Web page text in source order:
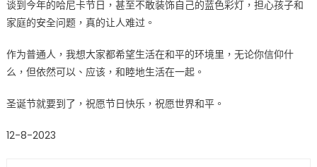
谈到今年的哈尼卡节日，甚至不敢装饰自己的蓝色彩灯，担心孩子和
家庭的安全问题，真的让人难过。
作为普通人，我想大家都希望生活在和平的环境里，无论你信仰什
么，但依然可以、应该，和睦地生活在一起。
圣诞节就要到了，祝愿节日快乐，祝愿世界和平。
12-8-2023